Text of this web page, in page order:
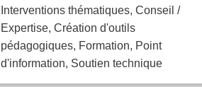
Interventions thématiques, Conseil /
Expertise, Création d'outils
pédagogiques, Formation, Point
d'information, Soutien technique